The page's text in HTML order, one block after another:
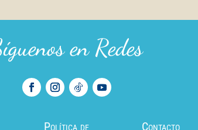
en Redes
Política de Contacto